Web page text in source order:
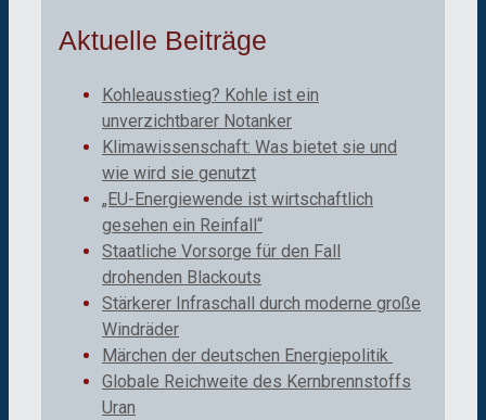
Aktuelle Beiträge
Kohleausstieg? Kohle ist ein
unverzichtbarer Notanker
Klimawissenschaft: Was bietet sie und
wie wird sie genutzt
„EU-Energiewende ist wirtschaftlich
gesehen ein Reinfall“
Staatliche Vorsorge für den Fall
drohenden Blackouts
Stärkerer Infraschall durch moderne große
Windräder
Märchen der deutschen Energiepolitik
Globale Reichweite des Kernbrennstoffs
Uran